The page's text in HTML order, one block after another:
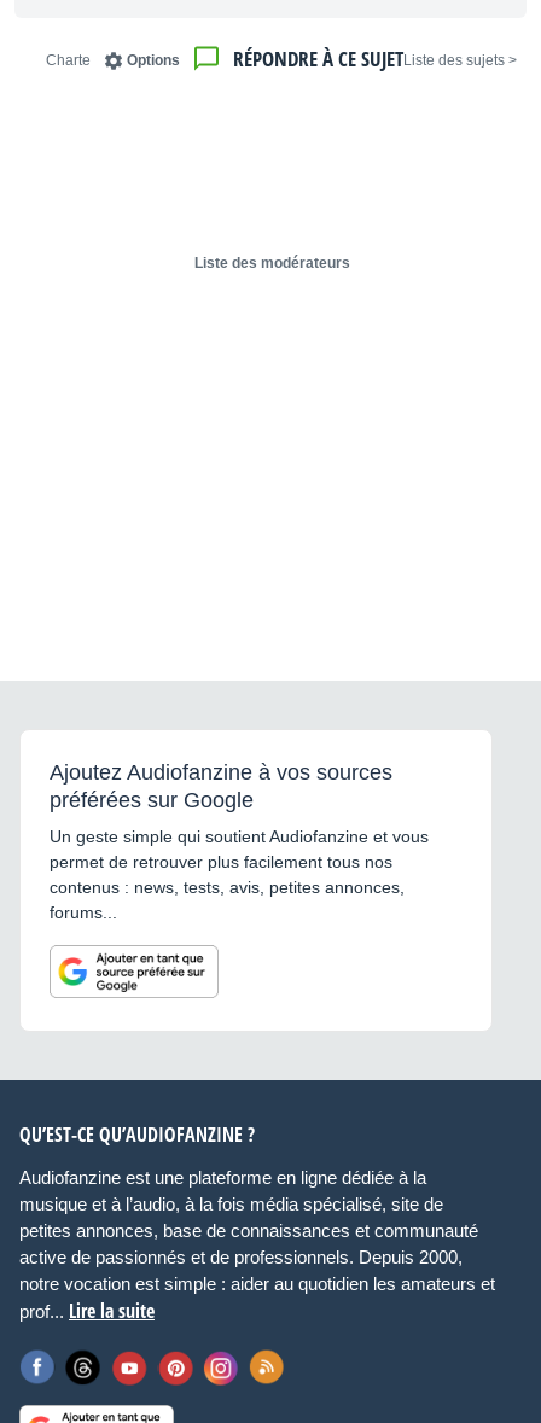
< Liste des sujets
RÉPONDRE À CE SUJET
Options
Charte
Liste des modérateurs
Ajoutez Audiofanzine à vos sources
préférées sur Google
Un geste simple qui soutient Audiofanzine et vous
permet de retrouver plus facilement tous nos
contenus : news, tests, avis, petites annonces,
forums...
QU’EST-CE QU’AUDIOFANZINE ?
Audiofanzine est une plateforme en ligne dédiée à la
musique et à l’audio, à la fois média spécialisé, site de
petites annonces, base de connaissances et communauté
active de passionnés et de professionnels. Depuis 2000,
notre vocation est simple : aider au quotidien les amateurs et
prof... Lire la suite